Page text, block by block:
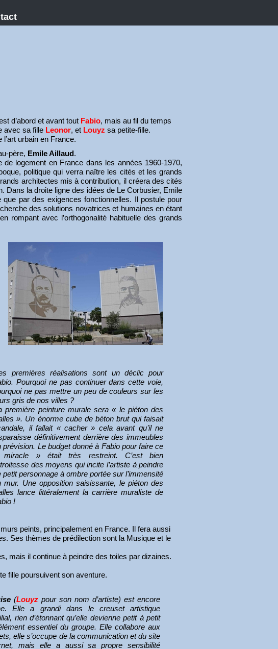
d’abord et avant tout Fabio, mais au fil du temps
avec sa fille Leonor, et Louyz sa petite-fille.
urbain en France.
père, Emile Aillaud.
logement en France dans les années 1960-1970,
politique qui verra naître les cités et les grands
architectes mis à contribution, il créera des cités
Dans la droite ligne des idées de Le Corbusier, Emile
par des exigences fonctionnelles. Il postule pour
des solutions novatrices et humaines en étant
rompant avec l’orthogonalité habituelle des grands
premières réalisations sont un déclic pour
Pourquoi ne pas continuer dans cette voie,
ne pas mettre un peu de couleurs sur les
gris de nos villes ?
première peinture murale sera « le piéton des
». Un énorme cube de béton brut qui faisait
il fallait « cacher » cela avant qu’il ne
définitivement derrière des immeubles
prévision. Le budget donné à Fabio pour faire ce
» était très restreint. C’est bien
des moyens qui incite l’artiste à peindre
petit personnage à ombre portée sur l’immensité
mur. Une opposition saisissante, le piéton des
lance littéralement la carrière muraliste de
!
peints, principalement en France. Il fera aussi
Ses thèmes de prédilection sont la Musique et le
mais il continue à peindre des toiles par dizaines.
fille poursuivent son aventure.
(Louyz pour son nom d’artiste) est encore
Elle a grandi dans le creuset artistique
rien d’étonnant qu’elle devienne petit à petit
essentiel du groupe. Elle collabore aux
elle s’occupe de la communication et du site
mais elle a aussi sa propre sensibilité